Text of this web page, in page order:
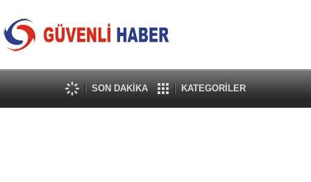
SON DAKİKA KATEGORİLER